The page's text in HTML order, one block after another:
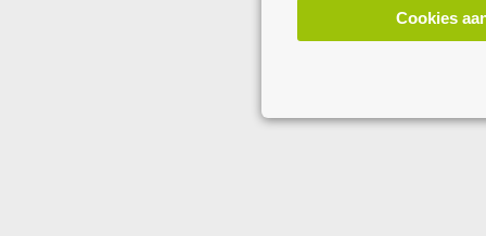
Cookies